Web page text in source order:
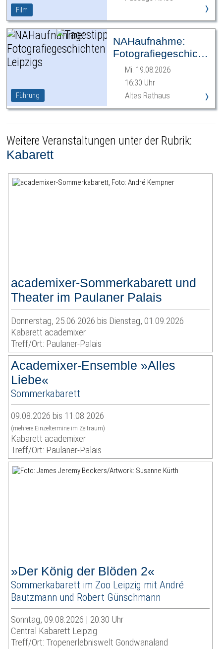
Film ›
Führung
NAHaufnahme:
Fotografiegeschichten
Leipzigs
Mi. 19.08.2026
16:30 Uhr
Altes Rathaus
›
Weitere Veranstaltungen unter der Rubrik:
Kabarett
academixer-Sommerkabarett und
Theater im Paulaner Palais
Donnerstag, 25.06.2026 bis Dienstag, 01.09.2026
Kabarett academixer
Treff/Ort: Paulaner-Palais
Academixer-Ensemble »Alles
Liebe«
Sommerkabarett
09.08.2026 bis 11.08.2026
(mehrere Einzeltermine im Zeitraum)
Kabarett academixer
Treff/Ort: Paulaner-Palais
»Der König der Blöden 2«
Sommerkabarett im Zoo Leipzig mit André
Bautzmann und Robert Günschmann
Sonntag, 09.08.2026 | 20:30 Uhr
Central Kabarett Leipzig
Treff/Ort: Tropenerlebniswelt Gondwanaland